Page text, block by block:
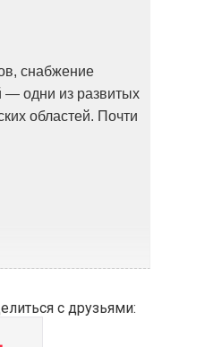
снабжение
— одни из развитых
областей. Почти
с друзьями: